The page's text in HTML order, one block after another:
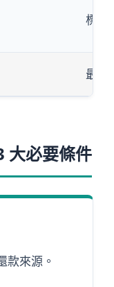
標準
最快
大必要條件
款來源。